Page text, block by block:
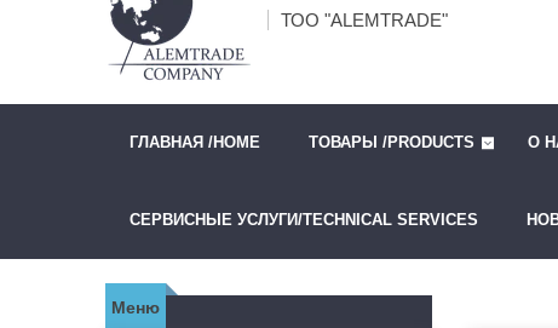
ТОО "ALEMTRADE"
ГЛАВНАЯ /HOME ТОВАРЫ /PRODUCTS О
СЕРВИСНЫЕ УСЛУГИ/TECHNICAL SERVICES